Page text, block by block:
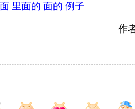
里面的 面的 例子
作